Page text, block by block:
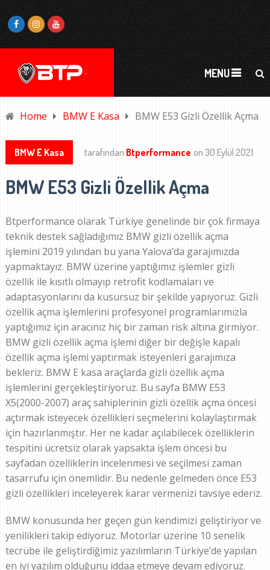
MENU
Home BMW E Kasa BMW E53 Gizli Özellik Açma
BMW E Kasa tarafından Btperformance on 30 Eylül 2021
BMW E53 Gizli Özellik Açma
Btperformance olarak Türkiye genelinde bir çok firmaya
teknik destek sağladığımız BMW gizli özellik açma
işlemini 2019 yılından bu yana Yalova’da garajımızda
yapmaktayız. BMW üzerine yaptığımız işlemler gizli
özellik ile kısıtlı olmayıp retrofit kodlamaları ve
adaptasyonlarını da kusursuz bir şekilde yapıyoruz. Gizli
özellik açma işlemlerini profesyonel programlarımızla
yaptığımız için aracınız hiç bir zaman risk altına girmiyor.
BMW gizli özellik açma işlemi diğer bir değişle kapalı
özellik açma işlemi yaptırmak isteyenleri garajımıza
bekleriz. BMW E kasa araçlarda gizli özellik açma
işlemlerini gerçekleştiriyoruz. Bu sayfa BMW E53
X5(2000-2007) araç sahiplerinin gizli özellik açma öncesi
açtırmak isteyecek özellikleri seçmelerini kolaylaştırmak
için hazırlanmıştır. Her ne kadar açılabilecek özelliklerin
tespitini ücretsiz olarak yapsakta işlem öncesi bu
sayfadan özelliklerin incelenmesi ve seçilmesi zaman
tasarrufu için önemlidir. Bu nedenle gelmeden önce E53
gizli özellikleri inceleyerek karar vermenizi tavsiye ederiz.
BMW konusunda her geçen gün kendimizi geliştiriyor ve
yenilikleri takip ediyoruz. Motorlar üzerine 10 senelik
tecrübe ile geliştirdiğimiz yazılımların Türkiye’de yapılan
en iyi yazılım olduğunu iddaa etmeye devam ediyoruz.